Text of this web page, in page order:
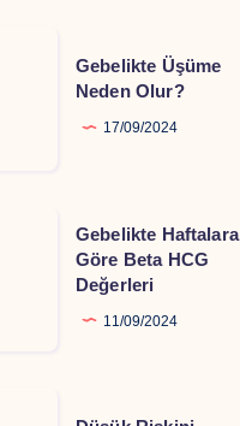
Gebelikte Üşüme
Neden Olur?
17/09/2024
Gebelikte Haftalara
Göre Beta HCG
Değerleri
11/09/2024